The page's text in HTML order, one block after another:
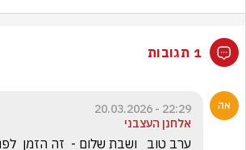
1 תגובות
22:29 - 20.03.2026
אלחנן העצבני